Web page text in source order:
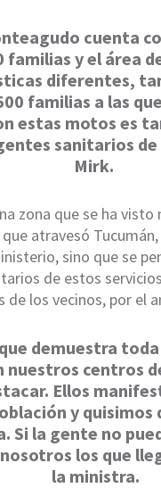
cuenta
familias y el área
diferentes,
familias a las
estas motos es
sanitarios
Mirk.
zona que se ha
atravesó
sino que se
de estos
los vecinos, por el
demuestra
nuestros centros
Ellos
y
Si la gente no
los que
la ministra.